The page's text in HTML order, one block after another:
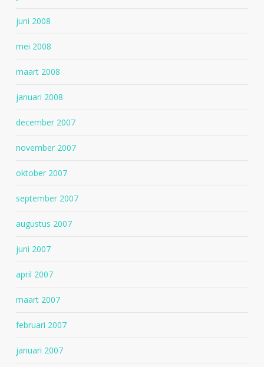
juni 2008
mei 2008
maart 2008
januari 2008
december 2007
november 2007
oktober 2007
september 2007
augustus 2007
juni 2007
april 2007
maart 2007
februari 2007
januari 2007